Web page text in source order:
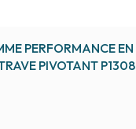
PERFORMANCE
PIVOTANT